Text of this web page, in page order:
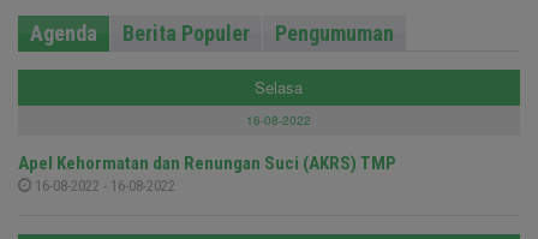
Agenda Berita Populer Pengumuman
Selasa
16-08-2022
Apel Kehormatan dan Renungan Suci (AKRS) TMP
16-08-2022 - 16-08-2022